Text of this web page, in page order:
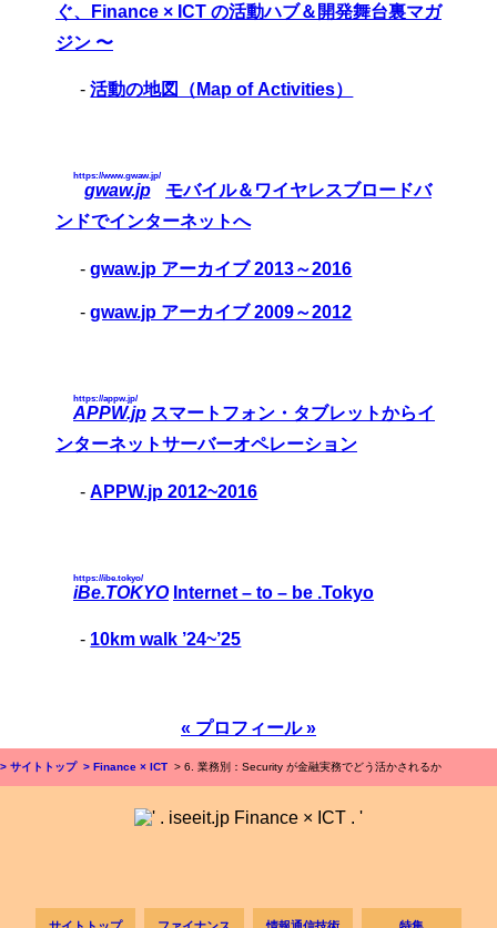
ぐ、Finance × ICT の活動ハブ＆開発舞台裏マガ
ジン 〜
-活動の地図（Map of Activities）
gwaw.jp
https://www.gwaw.jp/
モバイル＆ワイヤレスブロードバ
ンドでインターネットへ
-gwaw.jp アーカイブ 2013～2016
-gwaw.jp アーカイブ 2009～2012
APPW.jp
https://appw.jp/
スマートフォン・タブレットからイ
ンターネットサーバーオペレーション
-APPW.jp 2012~2016
iBe.TOKYO
https://ibe.tokyo/
Internet – to – be .Tokyo
- 10km walk ’24~’25
« プロフィール »
> サイトトップ > Finance × ICT > 6. 業務別：Security が金融実務でどう活かされるか